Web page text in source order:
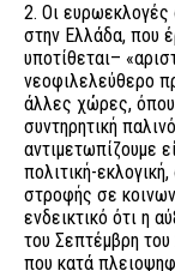
2. Οι ευρωεκλογές
στην Ελλάδα, που
υποτίθεται–
νεοφιλελεύθερο
άλλες χώρες, όπου
συντηρητική
αντιμετωπίζουμε
πολιτική-
στροφής σε
ενδεικτικό ότι η
του Σεπτέμβρη
που κατά